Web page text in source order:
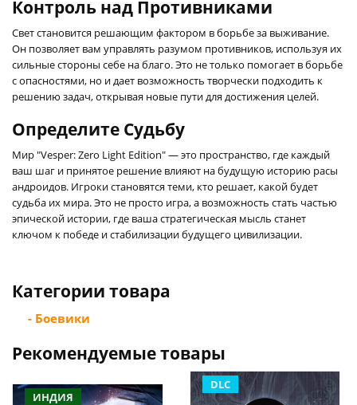
Контроль над Противниками
Свет становится решающим фактором в борьбе за выживание.
Он позволяет вам управлять разумом противников, используя их
сильные стороны себе на благо. Это не только помогает в борьбе
с опасностями, но и дает возможность творчески подходить к
решению задач, открывая новые пути для достижения целей.
Определите Судьбу
Мир "Vesper: Zero Light Edition" — это пространство, где каждый
ваш шаг и принятое решение влияют на будущую историю расы
андроидов. Игроки становятся теми, кто решает, какой будет
судьба их мира. Это не просто игра, а возможность стать частью
эпической истории, где ваша стратегическая мысль станет
ключом к победе и стабилизации будущего цивилизации.
Категории товара
- Боевики
Рекомендуемые товары
ИНДИЯ
DLC